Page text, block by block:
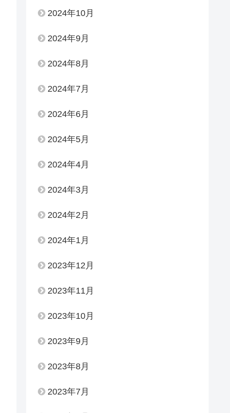
2024年10月
2024年9月
2024年8月
2024年7月
2024年6月
2024年5月
2024年4月
2024年3月
2024年2月
2024年1月
2023年12月
2023年11月
2023年10月
2023年9月
2023年8月
2023年7月